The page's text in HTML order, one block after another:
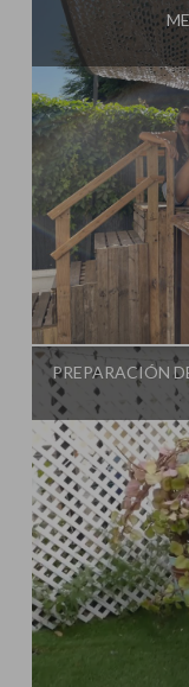
PREPARACIÓN